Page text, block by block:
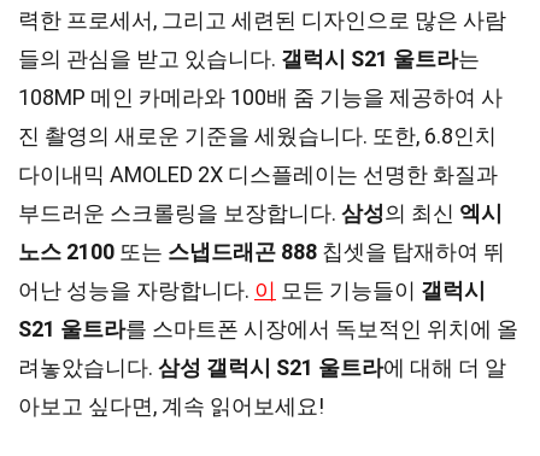
력한 프로세서, 그리고 세련된 디자인으로 많은 사람
들의 관심을 받고 있습니다. 갤럭시 S21 울트라는
108MP 메인 카메라와 100배 줌 기능을 제공하여 사
진 촬영의 새로운 기준을 세웠습니다. 또한, 6.8인치
다이내믹 AMOLED 2X 디스플레이는 선명한 화질과
부드러운 스크롤링을 보장합니다. 삼성의 최신 엑시
노스 2100 또는 스냅드래곤 888 칩셋을 탑재하여 뛰
어난 성능을 자랑합니다. 이 모든 기능들이 갤럭시
S21 울트라를 스마트폰 시장에서 독보적인 위치에 올
려놓았습니다. 삼성 갤럭시 S21 울트라에 대해 더 알
아보고 싶다면, 계속 읽어보세요!